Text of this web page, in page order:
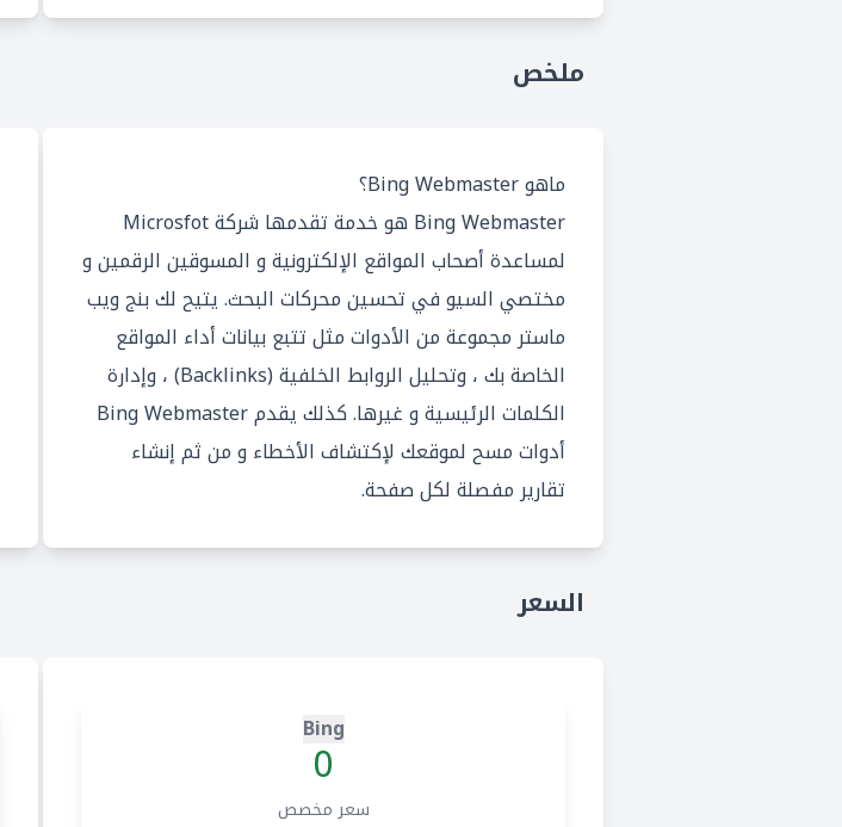
ملخص
ماهو Bing Webmaster؟
Bing Webmaster هو خدمة تقدمها شركة Microsfot
لمساعدة أصحاب المواقع الإلكترونية و المسوقين الرقمين و
مختصي السيو في تحسين محركات البحث. يتيح لك بنج ويب
ماستر مجموعة من الأدوات مثل تتبع بيانات أداء المواقع
الخاصة بك ، وتحليل الروابط الخلفية (Backlinks) ، وإدارة
الكلمات الرئيسية و غيرها. كذلك يقدم Bing Webmaster
أدوات مسح لموقعك لإكتشاف الأخطاء و من ثم إنشاء
تقارير مفصلة لكل صفحة.
السعر
Bing
0
سعر مخصص